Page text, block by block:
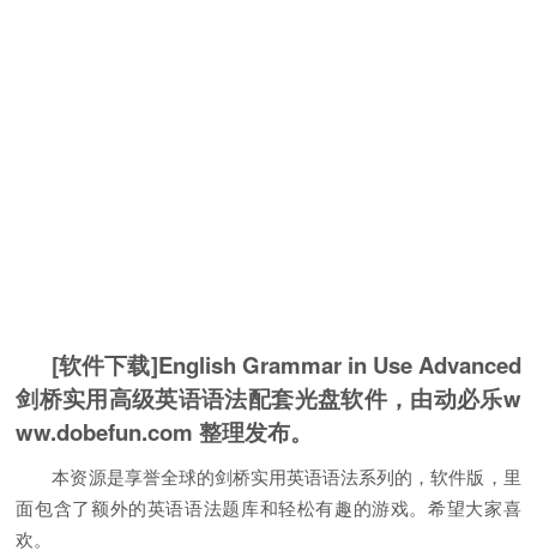
[软件下载]English Grammar in Use Advanced
剑桥实用高级英语语法配套光盘软件，由动必乐w
ww.dobefun.com 整理发布。
本资源是享誉全球的剑桥实用英语语法系列的，软件版，里
面包含了额外的英语语法题库和轻松有趣的游戏。希望大家喜
欢。